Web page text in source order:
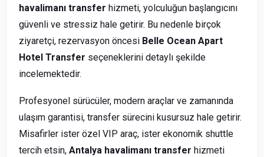
havalimanı transfer hizmeti, yolculuğun başlangıcını
güvenli ve stressiz hale getirir. Bu nedenle birçok
ziyaretçi, rezervasyon öncesi Belle Ocean Apart
Hotel Transfer seçeneklerini detaylı şekilde
incelemektedir.
Profesyonel sürücüler, modern araçlar ve zamanında
ulaşım garantisi, transfer sürecini kusursuz hale getirir.
Misafirler ister özel VIP araç, ister ekonomik shuttle
tercih etsin, Antalya havalimanı transfer hizmeti